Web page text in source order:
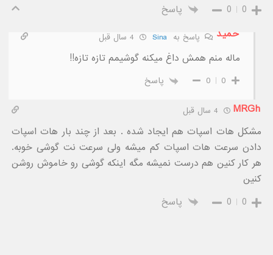
0
0
پاسخ
حمید
پاسخ به Sina
ماله منم همش داغ میکنه گوشیمم تازه تازه!!
0
0 پاسخ
MRGh
مشکل هات اسپات هم ایجاد شده . بعد از چند بار هات اسپات
دادن سرعت هات اسپات کم میشه ولی سرعت نت گوشی خوبه.
هر کار کنین هم درست نمیشه مگه اینکه گوشی رو خاموش روشن
کنین
0
0 پاسخ